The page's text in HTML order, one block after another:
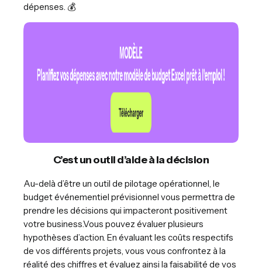
dépenses. 💰
C’est un outil d’aide à la décision
Au-delà d’être un outil de pilotage opérationnel, le
budget événementiel prévisionnel vous permettra de
prendre les décisions qui impacteront positivement
votre business.Vous pouvez évaluer plusieurs
hypothèses d’action. En évaluant les coûts respectifs
de vos différents projets, vous vous confrontez à la
réalité des chiffres et évaluez ainsi la faisabilité de vos